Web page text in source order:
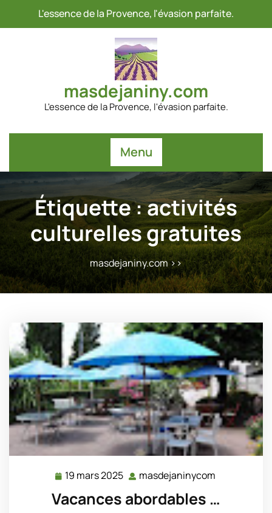
L'essence de la Provence, l'évasion parfaite.
masdejaniny.com
L'essence de la Provence, l'évasion parfaite.
Menu
Étiquette :activités
culturelles gratuites
masdejaniny.com>>
19 mars 2025 19
mars
2025
masdejaninycom
Vacances abordables …